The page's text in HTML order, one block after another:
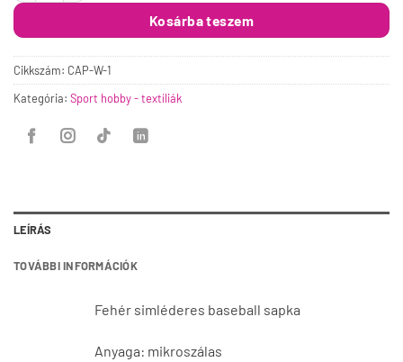
Kosárba teszem
Cikkszám: CAP-W-1
Kategória: Sport hobby - textíliák
LEÍRÁS
TOVÁBBI INFORMÁCIÓK
Fehér simléderes baseball sapka
Anyaga: mikroszálas